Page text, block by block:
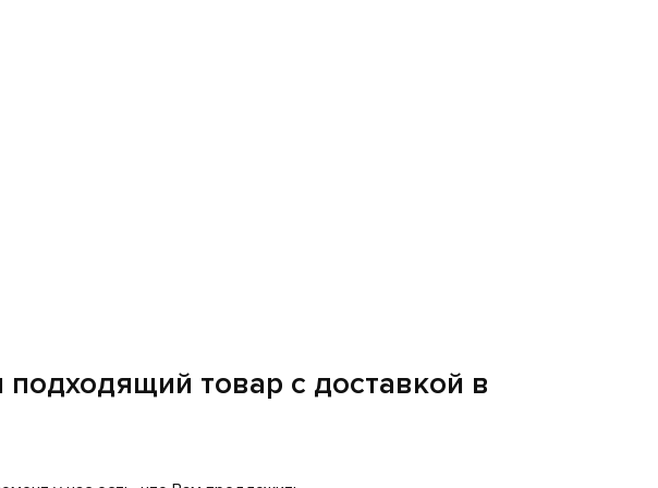
зеленоватым оттенком, тогда как осветленное полностью
всегда можете посетить наш офис и лично оценить образцы
важно при увеличении масштаба.
но и символом уважения и памяти, которые будут
менеджером, они помогут подобрать именно тот вариант,
товар с доставкой в